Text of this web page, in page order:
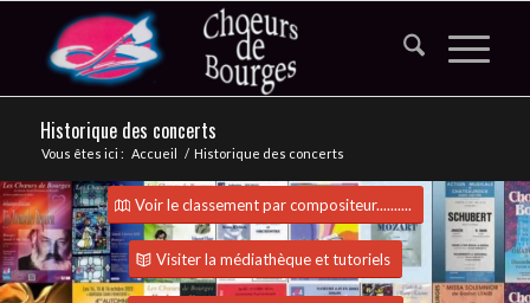
Historique des concerts
Vous êtes ici : Accueil / Historique des concerts
Voir le classement par compositeur..........
Visiter la médiathèque et tutoriels